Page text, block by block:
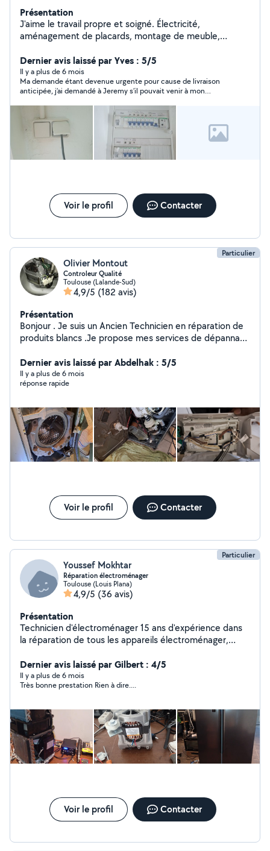
Présentation
J'aime le travail propre et soigné. Électricité,
aménagement de placards, montage de meuble,
béton, jardinage et entretien piscine..... Vous pouvez me
contacter pour tous renseignements complémentaires.
Cordialement.
Dernier avis laissé par Yves : 5/5
Il y a plus de 6 mois
Ma demande étant devenue urgente pour cause de livraison
anticipée, j’ai demandé à Jeremy s’il pouvait venir à mon
sa tenue de motard et deux heures après le travail était
parfaitement exécuté d’une main de maître, encore merci à
Jeremy. Il a pleinement honoré l’esprit de allovoisin. Je vous le
recommande 1000 fois.
Voir le profil Contacter
Particulier
Olivier Montout
Controleur Qualité
Toulouse (Lalande-Sud)
4,9/5 (182 avis)
Présentation
Bonjour . Je suis un Ancien Technicien en réparation de
produits blancs .Je propose mes services de dépannage
Congélateur merci. Bien Cordialement, Olivier
Dernier avis laissé par Abdelhak : 5/5
Il y a plus de 6 mois
réponse rapide
Voir le profil Contacter
Particulier
Youssef Mokhtar
Réparation électroménager
Toulouse (Louis Plana)
4,9/5 (36 avis)
Présentation
Technicien d'électroménager 15 ans d'expérience dans
la réparation de tous les appareils électroménager,
toute la semaine , réparation dans le premier passage si
j' ai la pièce , rembourser si c'est pas réparer bien
cordialement
Dernier avis laissé par Gilbert : 4/5
Il y a plus de 6 mois
Très bonne prestation Rien à dire....
Voir le profil Contacter